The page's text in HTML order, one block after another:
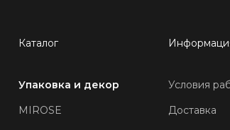
Каталог
Упаковка и декор
MIROSE
Условия
Доставка